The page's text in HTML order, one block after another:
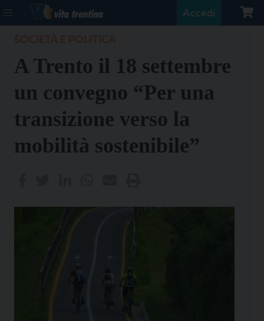
Accedi
A Trento il 18 settembre
un convegno “Per una
transizione verso la
mobilità sostenibile”